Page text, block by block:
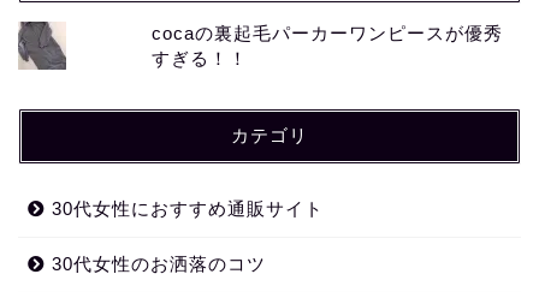
cocaの裏起毛パーカーワンピースが優秀
すぎる！！
カテゴリ
30代女性におすすめ通販サイト
30代女性のお洒落のコツ